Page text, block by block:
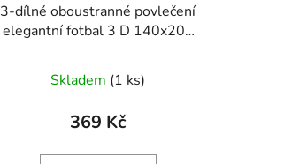
3-dílné oboustranné povlečení
elegantní fotbal 3 D 140x200
Skladem (1 ks)
369 Kč